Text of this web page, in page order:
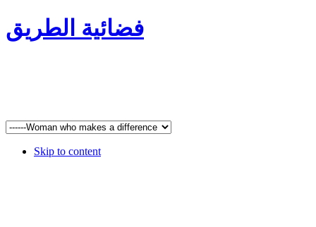
فضائية الطريق
Skip to content